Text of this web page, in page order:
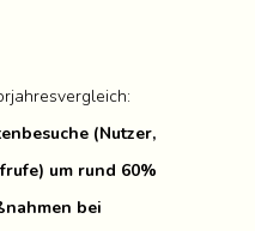
(Nutzer,
um rund 60%
bei